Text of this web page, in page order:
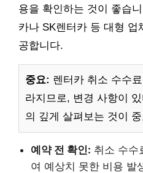
용을 확인하는 것이 좋습
카나 SK렌터카 등 대형 업
공합니다.
중요: 렌터카 취소 수수
라지므로, 변경 사항이
의 깊게 살펴보는 것이
예약 전 확인: 취소 수수
여 예상치 못한 비용 발